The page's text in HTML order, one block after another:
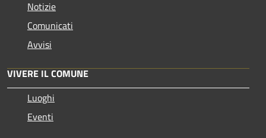
Notizie
Comunicati
Avvisi
VIVERE IL COMUNE
Luoghi
Eventi